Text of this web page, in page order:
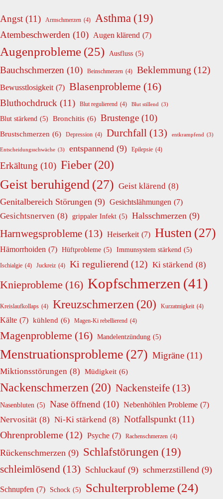
Angst (11) Armschmerzen (4) Asthma (19)
Atembeschwerden (10) Augen klärend (7)
Augenprobleme (25) Ausfluss (5)
Bauchschmerzen (10) Beinschmerzen (4) Beklemmung (12)
Bewusstlosigkeit (7) Blasenprobleme (16)
Bluthochdruck (11) Blut regulierend (4) Blut stillend (3)
Blut stärkend (5) Bronchitis (6) Brustenge (10)
Brustschmerzen (6) Depression (4) Durchfall (13) entkrampfend (3)
Entscheidungsschwäche (3) entspannend (9) Epilepsie (4)
Erkältung (10) Fieber (20)
Geist beruhigend (27) Geist klärend (8)
Genitalbereich Störungen (9) Gesichtslähmungen (7)
Gesichtsnerven (8) grippaler Infekt (5) Halsschmerzen (9)
Harnwegsprobleme (13) Heiserkeit (7) Husten (27)
Hämorrhoiden (7) Hüftprobleme (5) Immunsystem stärkend (5)
Ischialgie (4) Juckreiz (4) Ki regulierend (12) Ki stärkend (8)
Knieprobleme (16) Kopfschmerzen (41)
Kreislaufkollaps (4) Kreuzschmerzen (20) Kurzatmigkeit (4)
Kälte (7) kühlend (6) Magen-Ki rebellierend (4)
Magenprobleme (16) Mandelentzündung (5)
Menstruationsprobleme (27) Migräne (11)
Miktionsstörungen (8) Müdigkeit (6)
Nackenschmerzen (20) Nackensteife (13)
Nasenbluten (5) Nase öffnend (10) Nebenhöhlen Probleme (7)
Nervosität (8) Ni-Ki stärkend (8) Notfallspunkt (11)
Ohrenprobleme (12) Psyche (7) Rachenschmerzen (4)
Rückenschmerzen (9) Schlafstörungen (19)
schleimlösend (13) Schluckauf (9) schmerzstillend (9)
Schnupfen (7) Schock (5) Schulterprobleme (24)